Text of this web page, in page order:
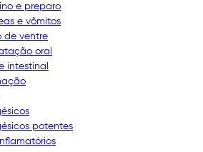
e preparo
e vômitos
de ventre
oral
intestinal
potentes